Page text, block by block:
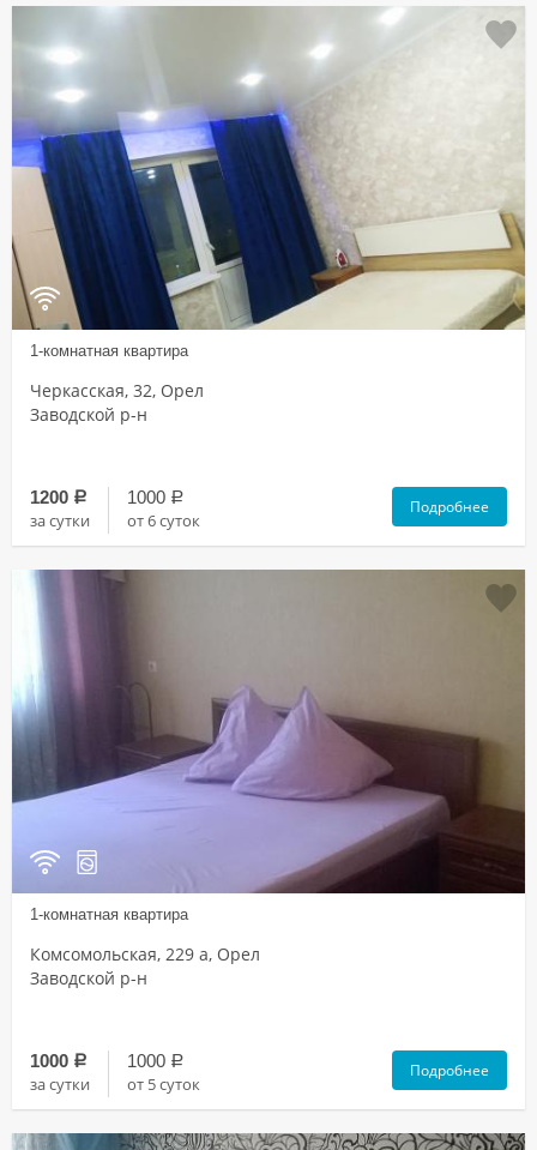
1-комнатная квартира
Черкасская, 32, Орел
Заводской р-н
1200 a
за сутки
1000 a
от 6 суток
Подробнее
1-комнатная квартира
Комсомольская, 229 а, Орел
Заводской р-н
1000 a
за сутки
1000 a
от 5 суток
Подробнее